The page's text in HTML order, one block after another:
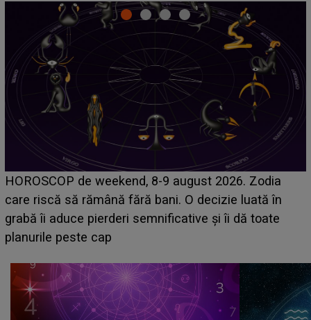
Emanuel a ținut ACEST DETALIU ASCUNS până
acum! În fața Alexandrei, concurentul din Casa Iubirii
face o MĂRTURISIRE NEAȘTEPTATĂ despre mama
sa: "I-am spus și ei în față, eu nu te iubesc pentru